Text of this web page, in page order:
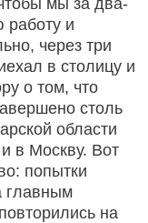
работу и
через три
в столицу и
о том, что
столь
области
в Москву. Вот
попытки
главным
на